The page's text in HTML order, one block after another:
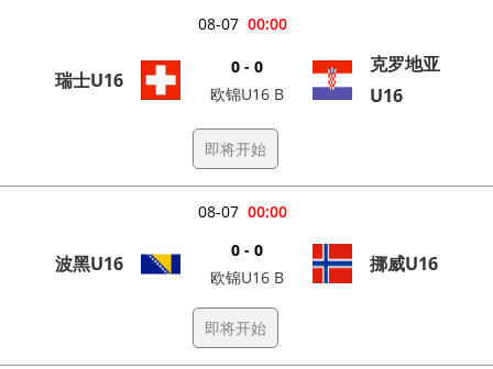
00:00
08-07
瑞士U16
0 - 0
欧锦U16 B
克罗地亚
U16
即将开始
00:00
08-07
波黑U16
0 - 0
欧锦U16 B
挪威U16
即将开始